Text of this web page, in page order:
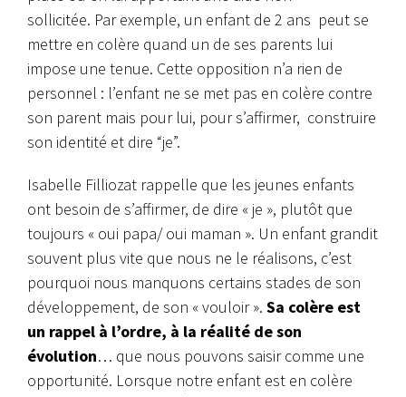
sollicitée. Par exemple, un enfant de 2 ans peut se
mettre en colère quand un de ses parents lui
impose une tenue. Cette opposition n’a rien de
personnel : l’enfant ne se met pas en colère contre
son parent mais pour lui, pour s’affirmer, construire
son identité et dire “je”.
Isabelle Filliozat rappelle que les jeunes enfants
ont besoin de s’affirmer, de dire « je », plutôt que
toujours « oui papa/ oui maman ». Un enfant grandit
souvent plus vite que nous ne le réalisons, c’est
pourquoi nous manquons certains stades de son
développement, de son « vouloir ». Sa colère est
un rappel à l’ordre, à la réalité de son
évolution… que nous pouvons saisir comme une
opportunité. Lorsque notre enfant est en colère